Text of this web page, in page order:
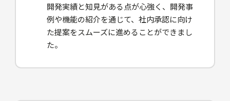
開発実績と知見がある点が心強く、開発事
例や機能の紹介を通じて、社内承認に向け
た提案をスムーズに進めることができまし
た。